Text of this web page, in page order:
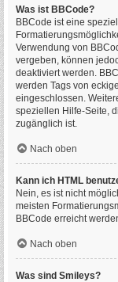
Was ist BBCode?
BBCode ist eine
Verwendung von
vergeben, können
deaktiviert werden.
werden Tags von
eingeschlossen.
speziellen Hilfe-Seite,
zugänglich ist.
Nach oben
Kann ich HTML
Nein, es ist nicht
meisten
BBCode erreicht
Nach oben
Was sind Smileys?